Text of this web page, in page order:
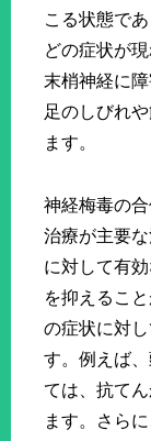
こる状態で
どの症状が
末梢神経に
足のしびれ
ます。
神経梅毒の
治療が主要
に対して有
を抑えるこ
の症状に対
す。例えば
ては、抗て
ます。さら